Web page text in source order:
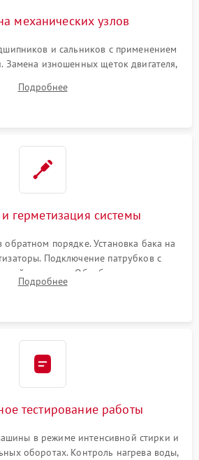
механических узлов
и сальников с применением
Замена изношенных щеток двигателя,
резиновой манжеты.
Подробнее
герметизация системы
обратном порядке. Установка бака на
Подключение патрубков с
хомутами. Обработка стыков
возможных протечек воды.
Подробнее
тестирование работы
в режиме интенсивной стирки и
оборотах. Контроль нагрева воды,